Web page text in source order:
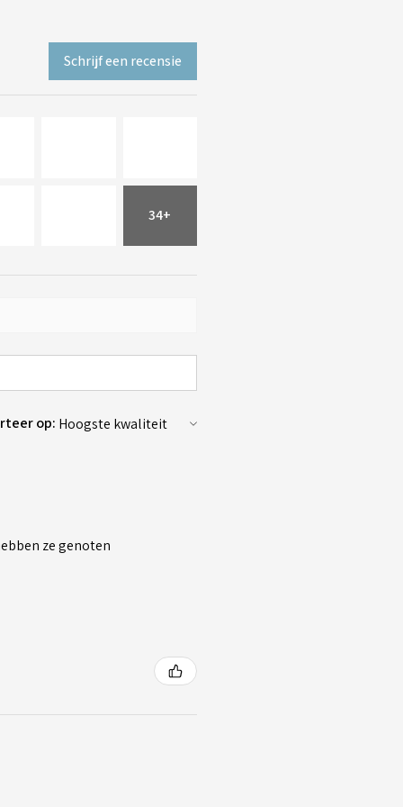
Schrijf een recensie
34+
op:
ze genoten